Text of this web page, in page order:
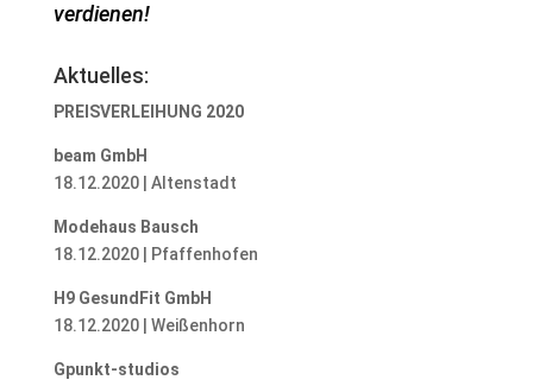
verdienen!
Aktuelles:
PREISVERLEIHUNG 2020
beam GmbH
18.12.2020 | Altenstadt
Modehaus Bausch
18.12.2020 | Pfaffenhofen
H9 GesundFit GmbH
18.12.2020 | Weißenhorn
Gpunkt-studios